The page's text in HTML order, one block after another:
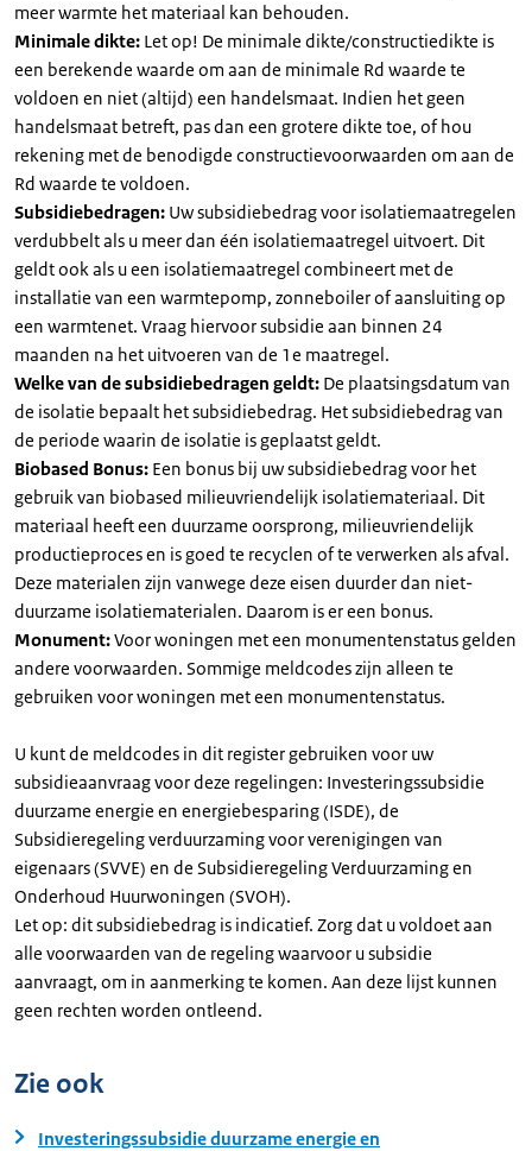
meer warmte het materiaal kan behouden.
Minimale dikte: Let op! De minimale dikte/constructiedikte is
een berekende waarde om aan de minimale Rd waarde te
voldoen en niet (altijd) een handelsmaat. Indien het geen
handelsmaat betreft, pas dan een grotere dikte toe, of hou
rekening met de benodigde constructievoorwaarden om aan de
Rd waarde te voldoen.
Subsidiebedragen: Uw subsidiebedrag voor isolatiemaatregelen
verdubbelt als u meer dan één isolatiemaatregel uitvoert. Dit
geldt ook als u een isolatiemaatregel combineert met de
installatie van een warmtepomp, zonneboiler of aansluiting op
een warmtenet. Vraag hiervoor subsidie aan binnen 24
maanden na het uitvoeren van de 1e maatregel.
Welke van de subsidiebedragen geldt: De plaatsingsdatum van
de isolatie bepaalt het subsidiebedrag. Het subsidiebedrag van
de periode waarin de isolatie is geplaatst geldt.
Biobased Bonus: Een bonus bij uw subsidiebedrag voor het
gebruik van biobased milieuvriendelijk isolatiemateriaal. Dit
materiaal heeft een duurzame oorsprong, milieuvriendelijk
productieproces en is goed te recyclen of te verwerken als afval.
Deze materialen zijn vanwege deze eisen duurder dan niet-
duurzame isolatiematerialen. Daarom is er een bonus.
Monument:Voor woningen met een monumentenstatus gelden
andere voorwaarden. Sommige meldcodes zijn alleen te
gebruiken voor woningen met een monumentenstatus.
U kunt de meldcodes in dit register gebruiken voor uw
subsidieaanvraag voor deze regelingen: Investeringssubsidie
duurzame energie en energiebesparing (ISDE), de
Subsidieregeling verduurzaming voor verenigingen van
eigenaars (SVVE) en de Subsidieregeling Verduurzaming en
Onderhoud Huurwoningen (SVOH).
Let op: dit subsidiebedrag is indicatief. Zorg dat u voldoet aan
alle voorwaarden van de regeling waarvoor u subsidie
aanvraagt, om in aanmerking te komen. Aan deze lijst kunnen
geen rechten worden ontleend.
Zie ook
Investeringssubsidie duurzame energie en